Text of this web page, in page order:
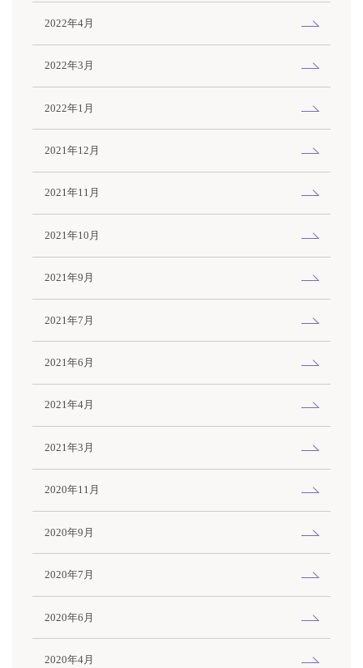
2022年4月
2022年3月
2022年1月
2021年12月
2021年11月
2021年10月
2021年9月
2021年7月
2021年6月
2021年4月
2021年3月
2020年11月
2020年9月
2020年7月
2020年6月
2020年4月